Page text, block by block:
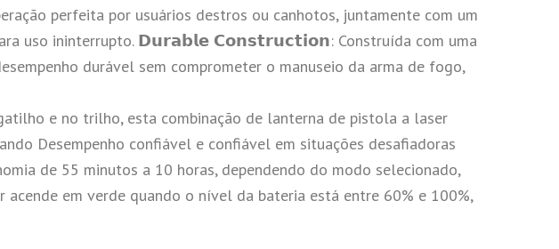
perfeita por usuários destros ou canhotos, juntamente com um
uso ininterrupto. 𝗗𝘂𝗿𝗮𝗯𝗹𝗲 𝗖𝗼𝗻𝘀𝘁𝗿𝘂𝗰𝘁𝗶𝗼𝗻: Construída com uma
durável sem comprometer o manuseio da arma de fogo,
e no trilho, esta combinação de lanterna de pistola a laser
Desempenho confiável e confiável em situações desafiadoras
de 55 minutos a 10 horas, dependendo do modo selecionado,
em verde quando o nível da bateria está entre 60% e 100%,